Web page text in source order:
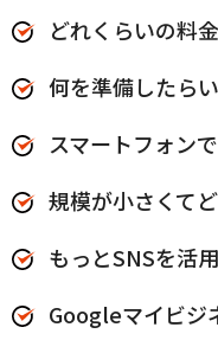
どれくらいの料
何を準備したら
スマートフォン
規模が小さくて
もっとSNSを活
Googleマイビジ